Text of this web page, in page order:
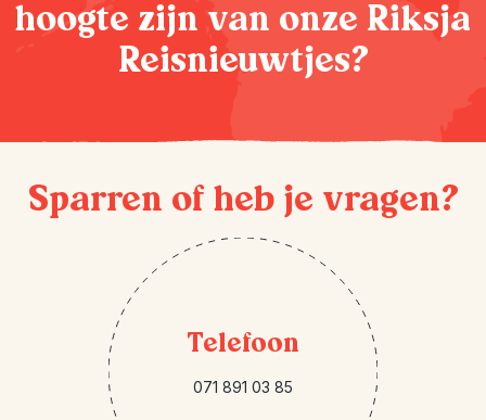
hoogte zijn van onze Riksja
Reisnieuwtjes?
Sparren of heb je vragen?
Telefoon
071 891 03 85